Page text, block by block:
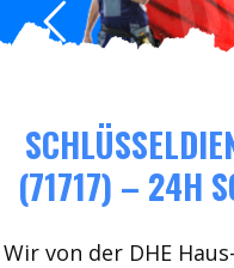
(71717) – 24H
Wir von der DHE